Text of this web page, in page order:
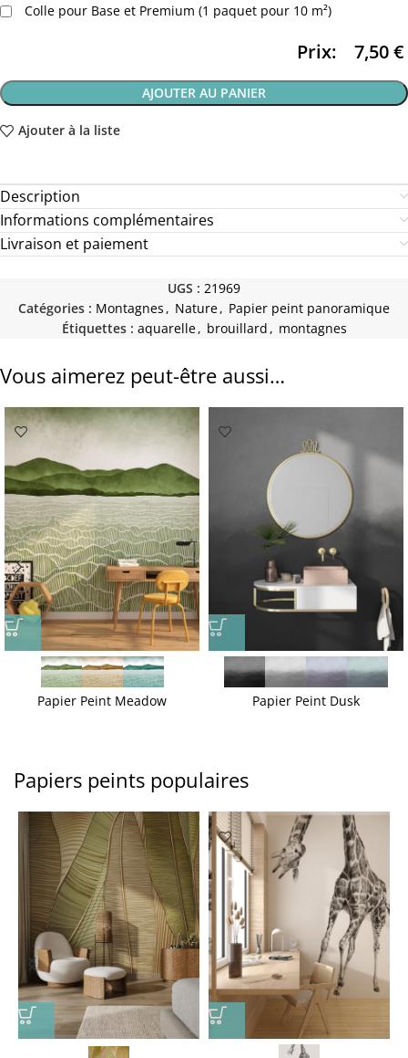
Colle pour Base et Premium (1 paquet pour 10 m²)
Prix: 7,50€
AJOUTER AU PANIER
Ajouter à la liste
Description
Informations complémentaires
Livraison et paiement
UGS : 21969
Catégories : Montagnes , Nature, Papier peint panoramique
Étiquettes : aquarelle, brouillard , montagnes
Vous aimerez peut-être aussi…
Papier Peint Meadow Papier Peint Dusk
Papiers peints populaires